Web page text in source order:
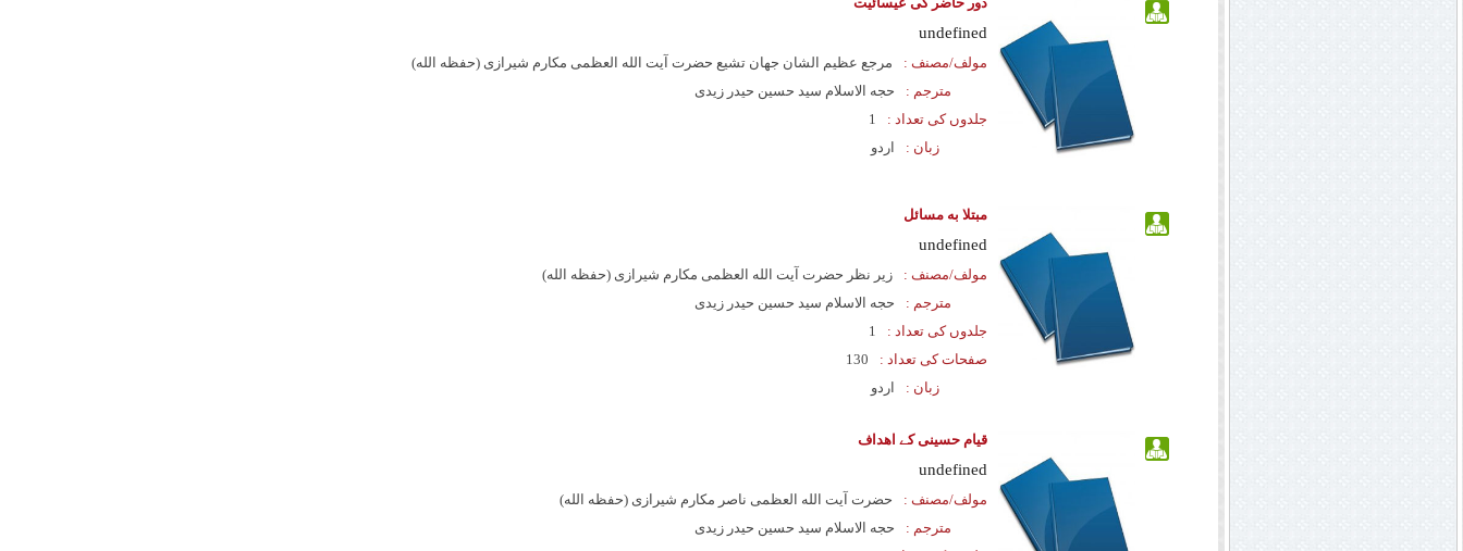
undefined
مولف/مصنف :
مرجع عظیم الشان جهان تشیع حضرت آیت الله العظمی مکارم شیرازی (حفظه الله)
مترجم :
حجه الاسلام سید حسین حیدر زیدی
جلدوں کی تعداد :
1
زبان :
اردو
مبتلا به مسائل
undefined
مولف/مصنف :
زیر نظر حضرت آیت الله العظمی مکارم شیرازی (حفظه الله)
مترجم :
حجه الاسلام سید حسین حیدر زیدی
جلدوں کی تعداد :
1
صفحات کی تعداد :
130
زبان :
اردو
قیام حسینی کے اهداف
undefined
مولف/مصنف :
حضرت آیت الله العظمی ناصر مکارم شیرازی (حفظه الله)
مترجم :
حجه الاسلام سید حسین حیدر زیدی